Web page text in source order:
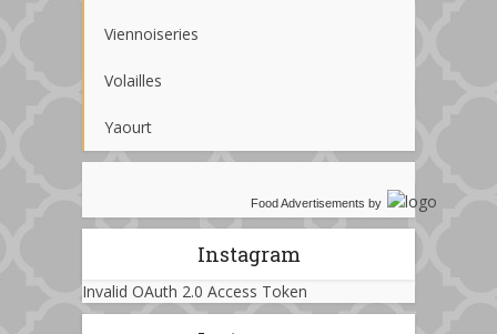
Viennoiseries
Volailles
Yaourt
Food Advertisements by
Instagram
Invalid OAuth 2.0 Access Token